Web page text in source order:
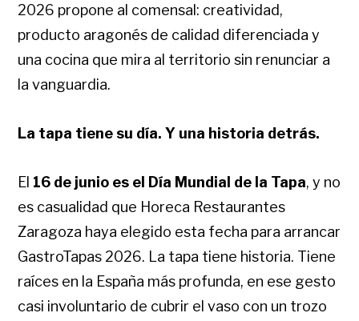
2026 propone al comensal: creatividad,
producto aragonés de calidad diferenciada y
una cocina que mira al territorio sin renunciar a
la vanguardia.
La tapa tiene su día. Y una historia detrás.
El 16 de junio es el Día Mundial de la Tapa, y no
es casualidad que Horeca Restaurantes
Zaragoza haya elegido esta fecha para arrancar
GastroTapas 2026. La tapa tiene historia. Tiene
raíces en la España más profunda, en ese gesto
casi involuntario de cubrir el vaso con un trozo